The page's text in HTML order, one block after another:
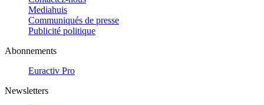
Mediahuis
Communiqués de presse
Publicité politique
Abonnements
Euractiv Pro
Newsletters